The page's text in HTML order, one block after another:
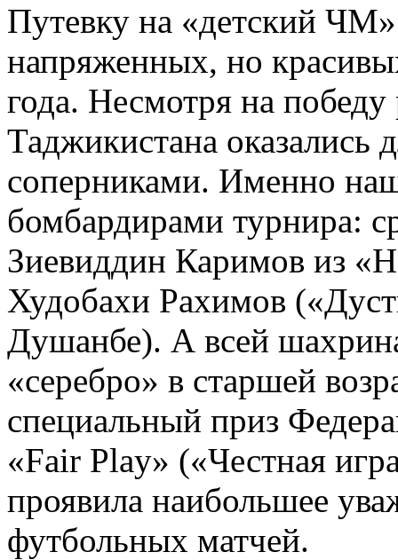
Путевку на «детский ЧМ»
напряженных, но
года. Несмотря на
Таджикистана оказались
соперниками. Именно
бомбардирами турнира:
Зиевиддин Каримов из
Худобахи Рахимов
Душанбе). А всей
«серебро» в старшей
специальный приз
«Fair Play» («Честная
проявила наибольшее
футбольных матчей.